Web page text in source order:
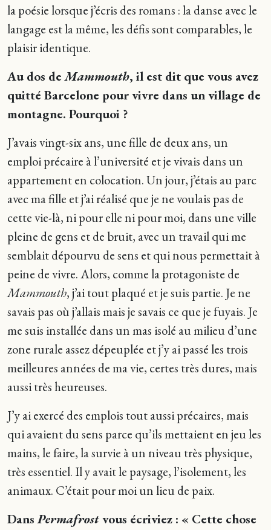
la poésie lorsque j’écris des romans : la danse avec le
langage est la même, les défis sont comparables, le
plaisir identique.
Au dos deMammouth, il est dit que vous avez
quitté Barcelone pour vivre dans un village de
montagne. Pourquoi ?
J’avais vingt-six ans, une fille de deux ans, un
emploi précaire à l’université et je vivais dans un
appartement en colocation. Un jour, j’étais au parc
avec ma fille et j’ai réalisé que je ne voulais pas de
cette vie-là, ni pour elle ni pour moi, dans une ville
pleine de gens et de bruit, avec un travail qui me
semblait dépourvu de sens et qui nous permettait à
peine de vivre. Alors, comme la protagoniste de
Mammouth, j’ai tout plaqué et je suis partie. Je ne
savais pas où j’allais mais je savais ce que je fuyais. Je
me suis installée dans un mas isolé au milieu d’une
zone rurale assez dépeuplée et j’y ai passé les trois
meilleures années de ma vie, certes très dures, mais
aussi très heureuses.
J’y ai exercé des emplois tout aussi précaires, mais
qui avaient du sens parce qu’ils mettaient en jeu les
mains, le faire, la survie à un niveau très physique,
très essentiel. Il y avait le paysage, l’isolement, les
animaux. C’était pour moi un lieu de paix.
DansPermafrostvous écriviez : « Cette chose